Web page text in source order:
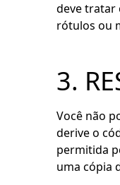
deve tratar
rótulos ou
3.
Você não
derive o
permitida
uma cópia